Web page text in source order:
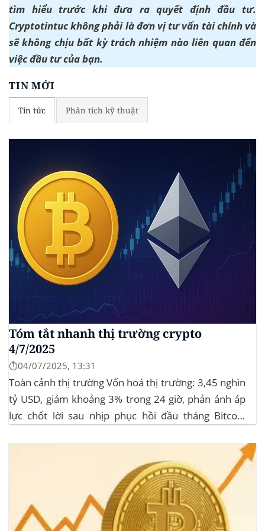
tìm hiểu trước khi đưa ra quyết định đầu tư.
Cryptotintuc không phải là đơn vị tư vấn tài chính và
sẽ không chịu bất kỳ trách nhiệm nào liên quan đến
việc đầu tư của bạn.
TIN MỚI
Tin tức Phân tích kỹ thuật
Tóm tắt nhanh thị trường crypto
4/7/2025
⏱️04/07/2025, 13:31
Toàn cảnh thị trường Vốn hoá thị trường: 3,45 nghìn
tỷ USD, giảm khoảng 3% trong 24 giờ, phản ánh áp
lực chốt lời sau nhịp phục hồi đầu tháng‍ Bitcoin